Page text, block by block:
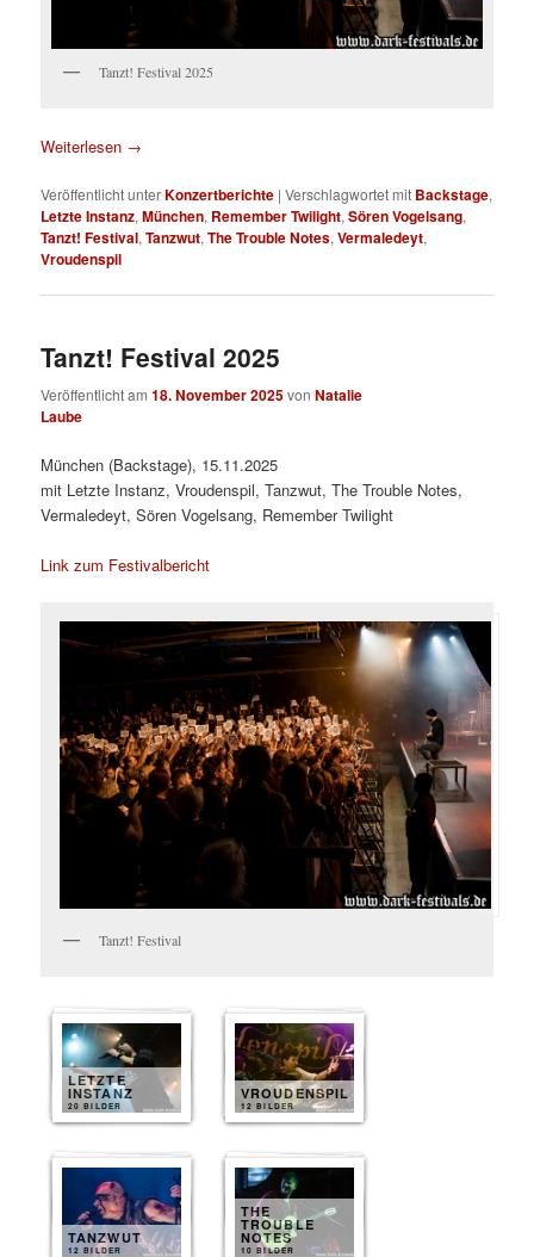
Tanzt! Festival 2025
Weiterlesen →
Veröffentlicht unterKonzertberichte |Verschlagwortet mit Backstage,
Letzte Instanz,München, Remember Twilight,Sören Vogelsang,
Tanzt! Festival,Tanzwut,The Trouble Notes,Vermaledeyt,
Vroudenspil
Tanzt! Festival 2025
Veröffentlicht am18. November 2025vonNatalie
Laube
München (Backstage), 15.11.2025
mit Letzte Instanz, Vroudenspil, Tanzwut, The Trouble Notes,
Vermaledeyt, Sören Vogelsang, Remember Twilight
Link zum Festivalbericht
Tanzt! Festival
LETZTE
INSTANZ
20 BILDER
VROUDENSPIL
12 BILDER
TANZWUT
12 BILDER
THE
TROUBLE
NOTES
10 BILDER